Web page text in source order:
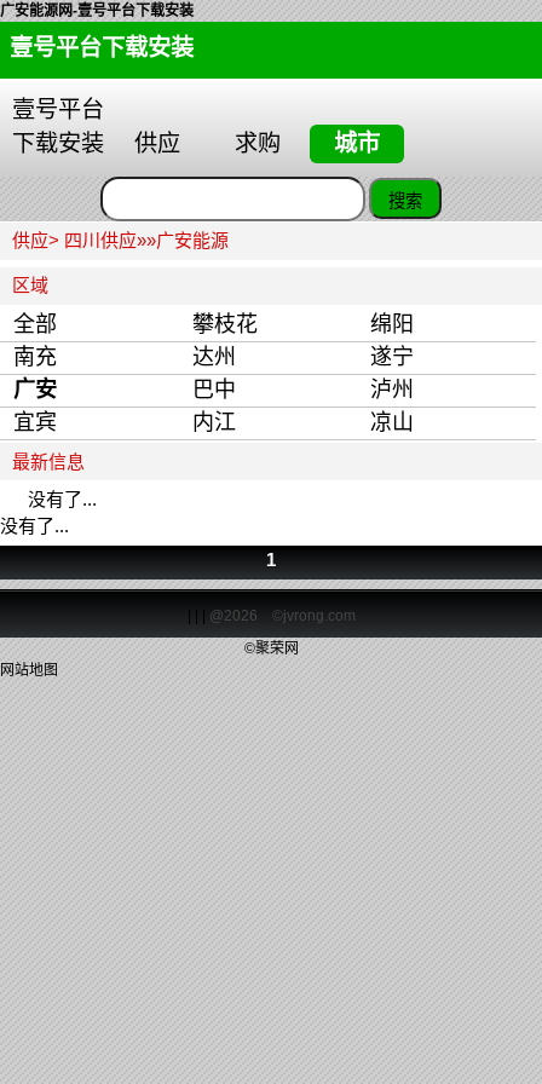
广安能源网-壹号平台下载安装
壹号平台下载安装
壹号平台
下载安装
供应 求购 城市
供应> 四川供应»»广安能源
区域
全部 攀枝花
绵阳
南充
达州
遂宁
广安
巴中
泸州
宜宾
内江 凉山
最新信息
没有了...
没有了...
1
@2026 ©jvrong.com
©聚荣网
网站地图